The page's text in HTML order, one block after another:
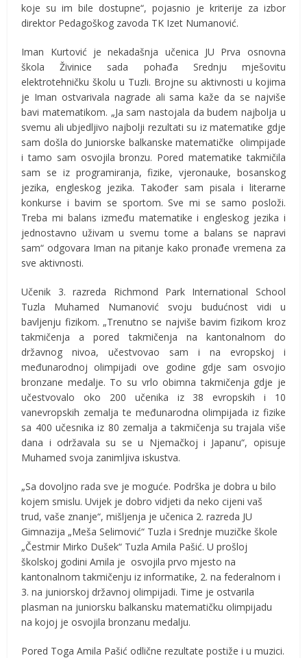
koje su im bile dostupne“, pojasnio je kriterije za izbor
direktor Pedagoškog zavoda TK Izet Numanović.
Iman Kurtović je nekadašnja učenica JU Prva osnovna
škola Živinice sada pohađa Srednju mješovitu
elektrotehničku školu u Tuzli. Brojne su aktivnosti u kojima
je Iman ostvarivala nagrade ali sama kaže da se najviše
bavi matematikom. „Ja sam nastojala da budem najbolja u
svemu ali ubjedljivo najbolji rezultati su iz matematike gdje
sam došla do Juniorske balkanske matematičke olimpijade
i tamo sam osvojila bronzu. Pored matematike takmičila
sam se iz programiranja, fizike, vjeronauke, bosanskog
jezika, engleskog jezika. Također sam pisala i literarne
konkurse i bavim se sportom. Sve mi se samo posloži.
Treba mi balans između matematike i engleskog jezika i
jednostavno uživam u svemu tome a balans se napravi
sam“ odgovara Iman na pitanje kako pronađe vremena za
sve aktivnosti.
Učenik 3. razreda Richmond Park International School
Tuzla Muhamed Numanović svoju budućnost vidi u
bavljenju fizikom. „Trenutno se najviše bavim fizikom kroz
takmičenja a pored takmičenja na kantonalnom do
državnog nivoa, učestvovao sam i na evropskoj i
međunarodnoj olimpijadi ove godine gdje sam osvojio
bronzane medalje. To su vrlo obimna takmičenja gdje je
učestvovalo oko 200 učenika iz 38 evropskih i 10
vanevropskih zemalja te međunarodna olimpijada iz fizike
sa 400 učesnika iz 80 zemalja a takmičenja su trajala više
dana i održavala su se u Njemačkoj i Japanu“, opisuje
Muhamed svoja zanimljiva iskustva.
„Sa dovoljno rada sve je moguće. Podrška je dobra u bilo
kojem smislu. Uvijek je dobro vidjeti da neko cijeni vaš
trud, vaše znanje“, mišljenja je učenica 2. razreda JU
Gimnazija „Meša Selimović“ Tuzla i Srednje muzičke škole
„Čestmir Mirko Dušek“ Tuzla Amila Pašić. U prošloj
školskoj godini Amila je osvojila prvo mjesto na
kantonalnom takmičenju iz informatike, 2. na federalnom i
3. na juniorskoj državnoj olimpijadi. Time je ostvarila
plasman na juniorsku balkansku matematičku olimpijadu
na kojoj je osvojila bronzanu medalju.
Pored Toga Amila Pašić odlične rezultate postiže i u muzici.